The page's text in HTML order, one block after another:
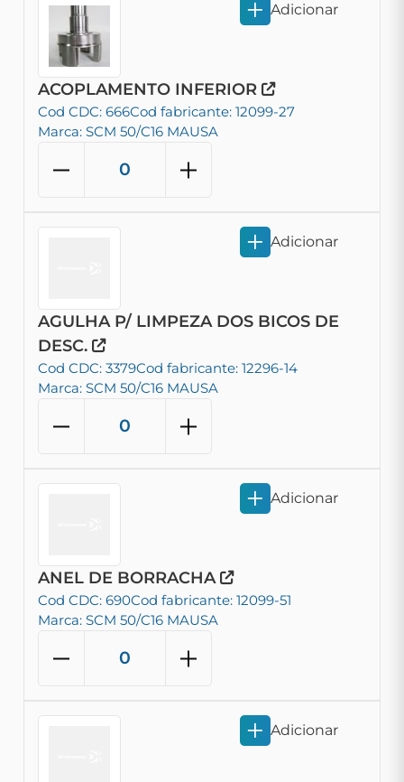
ACOPLAMENTO INFERIOR
Cod CDC: 666Cod fabricante: 12099-27
Marca: SCM 50/C16 MAUSA
Adicionar
AGULHA P/ LIMPEZA DOS BICOS DE
DESC.
Cod CDC: 3379Cod fabricante: 12296-14
Marca: SCM 50/C16 MAUSA
Adicionar
ANEL DE BORRACHA
Cod CDC: 690Cod fabricante: 12099-51
Marca: SCM 50/C16 MAUSA
Adicionar
Adicionar